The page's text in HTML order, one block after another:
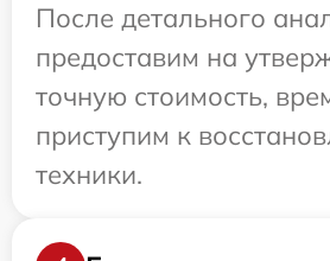
После детального
предоставим на
точную стоимость,
приступим к
техники.